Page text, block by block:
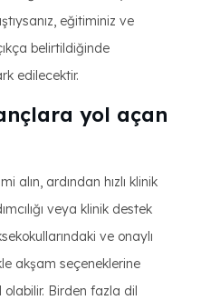
eğitiminiz ve
belirtildiğinde
edilecektir.
yol açan
alın, ardından hızlı klinik
veya klinik destek
ve onaylı
akşam seçeneklerine
olabilir. Birden fazla dil